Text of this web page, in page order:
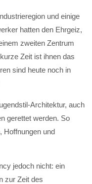
und einige
hatten den Ehrgeiz,
zweiten Zentrum
Zeit ist ihnen das
sind heute noch in
Architektur, auch
gerettet werden. So
Hoffnungen und
jedoch nicht: ein
zur Zeit des